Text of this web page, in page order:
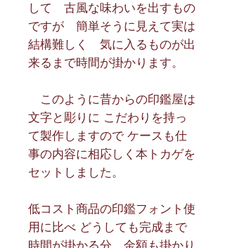
して　古風な味わいを出すもの
ですが　簡単そうに見えて実は
結構難しく　気に入るものが出
来るまで時間が掛かります。
このように昔からの印鑑屋は
文字と彫りに こだわりを持っ
て製作しますので ケースも仕
事の内容に相応しく本トカゲを
セットしました。
低コスト商品の印鑑フォント使
用に比べ どうしても完成まで